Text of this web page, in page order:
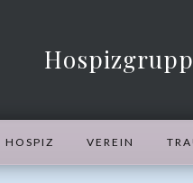
HOSPIZ VEREIN